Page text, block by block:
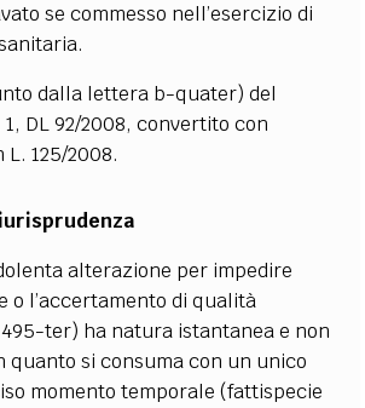
se commesso nell’esercizio di
dalla lettera b-quater) del
1, DL 92/2008, convertito con
125/2008.
alterazione per impedire
o l’accertamento di qualità
ter) ha natura istantanea e non
quanto si consuma con un unico
momento temporale (fattispecie